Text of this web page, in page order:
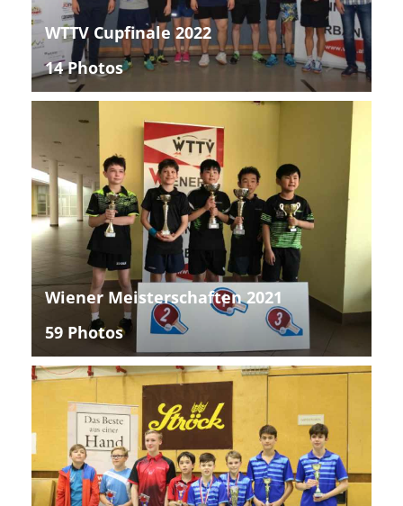
WTTV Cupfinale 2022
14 Photos
Wiener Meisterschaften 2021
59 Photos